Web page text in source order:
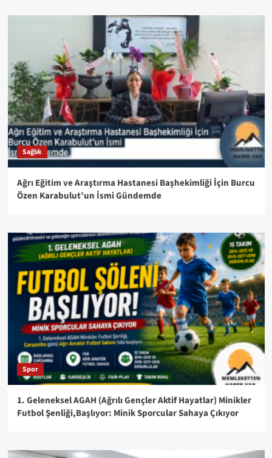
Sağlık
Ağrı Eğitim ve Araştırma Hastanesi Başhekimliği İçin Burcu
Özen Karabulut’un İsmi Gündemde
Spor
1. Geleneksel AGAH (Ağrılı Gençler Aktif Hayatlar) Minikler
Futbol Şenliği,Başlıyor: Minik Sporcular Sahaya Çıkıyor